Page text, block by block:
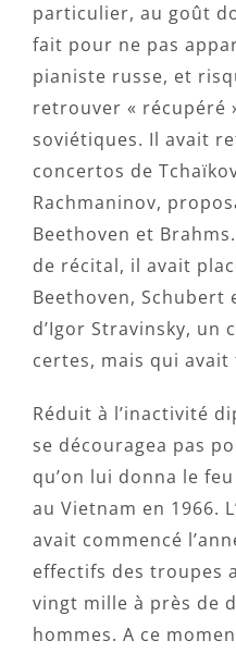
particulier, au goût
fait pour ne pas
pianiste russe, et
retrouver « récupéré
soviétiques. Il avait
concertos de
Rachmaninov,
Beethoven et
de récital, il avait
Beethoven, Schubert
d’Igor Stravinsky, un
certes, mais qui
Réduit à l’inactivité
se découragea pas
qu’on lui donna le
au Vietnam en 1966.
avait commencé
effectifs des troupes
vingt mille à près de
hommes. A ce